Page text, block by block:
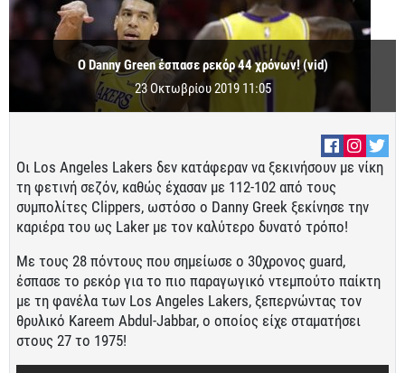
Ο Danny Green έσπασε ρεκόρ 44 χρόνων! (vid)
23 Οκτωβρίου 2019 11:05
Οι Los Angeles Lakers δεν κατάφεραν να ξεκινήσουν με νίκη
τη φετινή σεζόν, καθώς έχασαν με 112-102 από τους
συμπολίτες Clippers, ωστόσο ο Danny Greek ξεκίνησε την
καριέρα του ως Laker με τον καλύτερο δυνατό τρόπο!
Με τους 28 πόντους που σημείωσε ο 30χρονος guard,
έσπασε το ρεκόρ για το πιο παραγωγικό ντεμπούτο παίκτη
με τη φανέλα των Los Angeles Lakers, ξεπερνώντας τον
θρυλικό Kareem Abdul-Jabbar, ο οποίος είχε σταματήσει
στους 27 το 1975!